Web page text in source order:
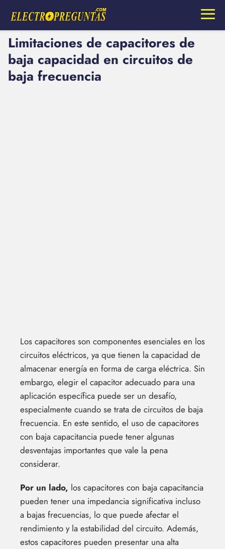
Limitaciones de capacitores de
baja capacidad en circuitos de
baja frecuencia
Los capacitores son componentes esenciales en los
circuitos eléctricos, ya que tienen la capacidad de
almacenar energía en forma de carga eléctrica. Sin
embargo, elegir el capacitor adecuado para una
aplicación específica puede ser un desafío,
especialmente cuando se trata de circuitos de baja
frecuencia. En este sentido, el uso de capacitores
con baja capacitancia puede tener algunas
desventajas importantes que vale la pena
considerar.
Por un lado, los capacitores con baja capacitancia
pueden tener una impedancia significativa incluso
a bajas frecuencias, lo que puede afectar el
rendimiento y la estabilidad del circuito. Además,
estos capacitores pueden presentar una alta